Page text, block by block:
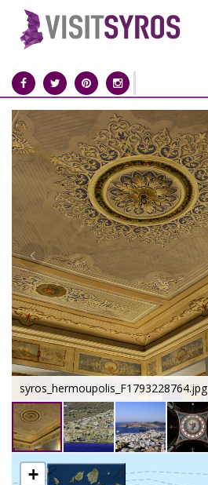
syros_hermoupolis_F1793228764.jpg
+